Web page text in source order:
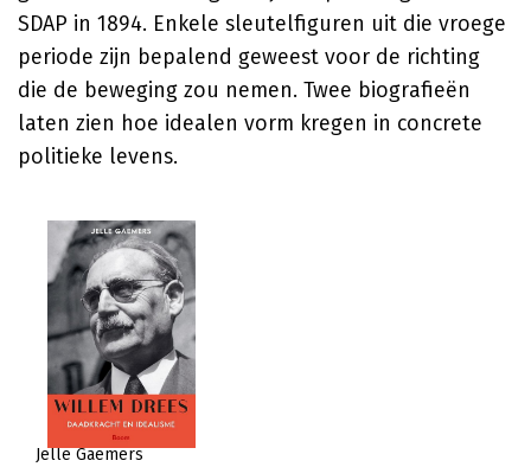
SDAP in 1894. Enkele sleutelfiguren uit die vroege
periode zijn bepalend geweest voor de richting
die de beweging zou nemen. Twee biografieën
laten zien hoe idealen vorm kregen in concrete
politieke levens.
Jelle Gaemers